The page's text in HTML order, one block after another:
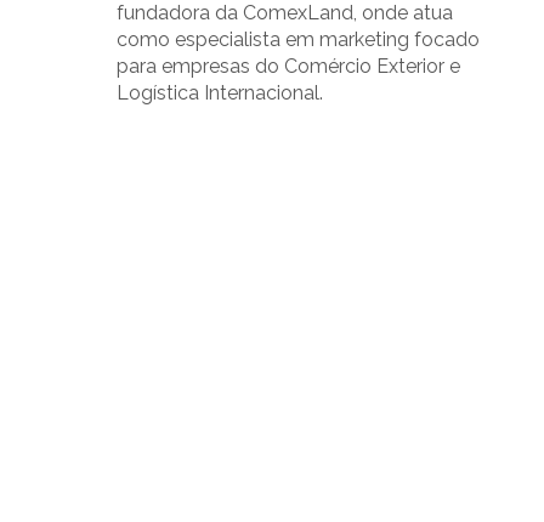
fundadora da ComexLand, onde atua
como especialista em marketing focado
para empresas do Comércio Exterior e
Logística Internacional.